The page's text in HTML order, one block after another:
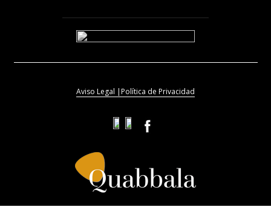
Aviso Legal |Política de Privacidad